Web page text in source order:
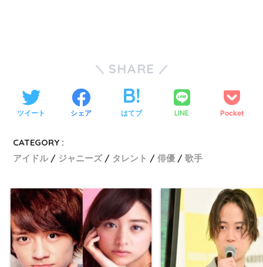
SHARE
ツイート シェア はてブ LINE Pocket
CATEGORY :
アイドル
ジャニーズ タレント 俳優 歌手